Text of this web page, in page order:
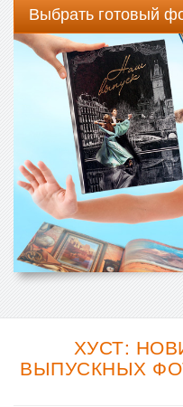
Выбрать готовый
ХУСТ:
ВЫПУСКНЫХ